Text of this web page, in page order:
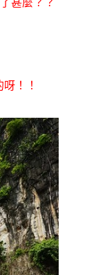
甚麼？？
！！